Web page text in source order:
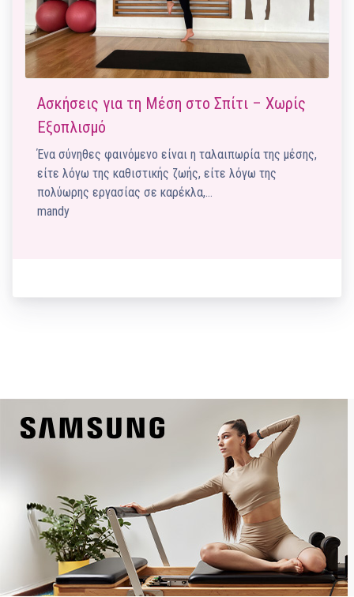
Ασκήσεις για τη Μέση στο Σπίτι – Χωρίς
Εξοπλισμό
Ένα σύνηθες φαινόμενο είναι η ταλαιπωρία της μέσης,
είτε λόγω της καθιστικής ζωής, είτε λόγω της
πολύωρης εργασίας σε καρέκλα,…
mandy